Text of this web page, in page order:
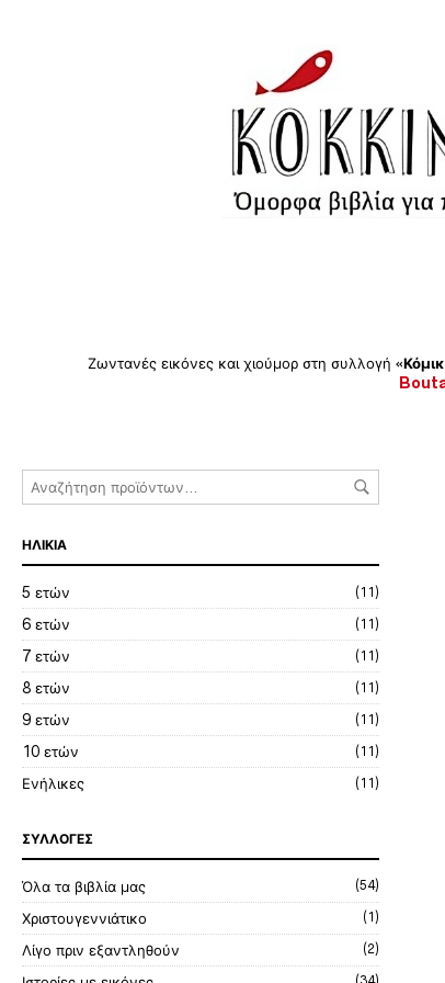
Ζωντανές εικόνες και χιούμορ στη συλλογή «
ΗΛΙΚΊΑ
5 ετών (11)
6 ετών (11)
7 ετών (11)
8 ετών (11)
9 ετών (11)
10 ετών (11)
Ενήλικες (11)
ΣΥΛΛΟΓΈΣ
Όλα τα βιβλία μας (54)
Χριστουγεννιάτικο (1)
Λίγο πριν εξαντληθούν (2)